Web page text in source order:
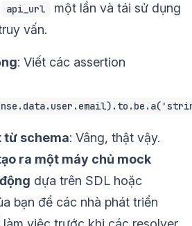
api_url
một lần và tái sử dụng
vấn.
: Viết các assertion
từ schema: Vâng, thật vậy.
ra một máy chủ mock
dựa trên SDL hoặc
bạn để các nhà phát triển